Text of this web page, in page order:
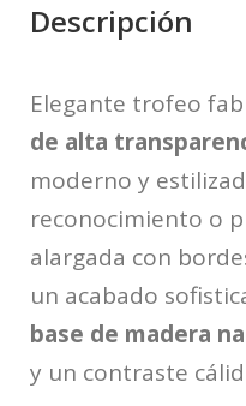
Descripción
Elegante trofeo
de alta
moderno y
reconocimiento o
alargada con
un acabado
base de madera
y un contraste